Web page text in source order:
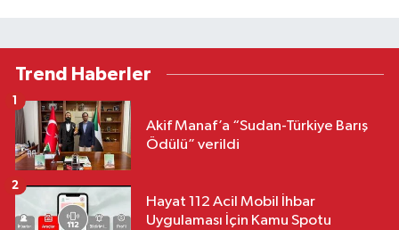
Trend Haberler
Akif Manaf’a “Sudan-Türkiye Barış
Ödülü” verildi
1
Hayat 112 Acil Mobil İhbar
Uygulaması İçin Kamu Spotu
2